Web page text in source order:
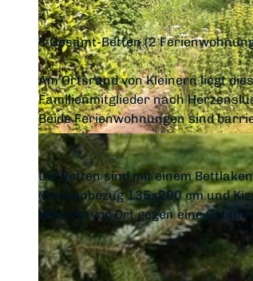
© im-web.de/ Edersee Marketing GmbH
8 Gesamt-Betten (2
Am Ortsrand von Kleinern liegt
Familienmitglieder nach
Beide Ferienwohnungen sind
Die Betten sind mit einem
(Deckenbezug 135x200 cm und
Wäsche vor Ort gegen eine